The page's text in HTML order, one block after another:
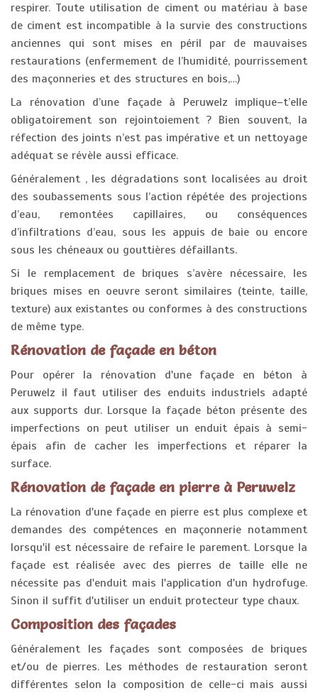
respirer. Toute utilisation de ciment ou matériau à base
de ciment est incompatible à la survie des constructions
anciennes qui sont mises en péril par de mauvaises
restaurations (enfermement de l’humidité, pourrissement
des maçonneries et des structures en bois,…)
La rénovation d’une façade à Peruwelz implique–t’elle
obligatoirement son rejointoiement ? Bien souvent, la
réfection des joints n’est pas impérative et un nettoyage
adéquat se révèle aussi efficace.
Généralement , les dégradations sont localisées au droit
des soubassements sous l’action répétée des projections
d’eau, remontées capillaires, ou conséquences
d’infiltrations d’eau, sous les appuis de baie ou encore
sous les chéneaux ou gouttières défaillants.
Si le remplacement de briques s’avère nécessaire, les
briques mises en oeuvre seront similaires (teinte, taille,
texture) aux existantes ou conformes à des constructions
de même type.
Rénovation de façade en béton
Pour opérer la rénovation d'une façade en béton à
Peruwelz il faut utiliser des enduits industriels adapté
aux supports dur. Lorsque la façade béton présente des
imperfections on peut utiliser un enduit épais à semi-
épais afin de cacher les imperfections et réparer la
surface.
Rénovation de façade en pierre à Peruwelz
La rénovation d'une façade en pierre est plus complexe et
demandes des compétences en maçonnerie notamment
lorsqu'il est nécessaire de refaire le parement. Lorsque la
façade est réalisée avec des pierres de taille elle ne
nécessite pas d'enduit mais l'application d'un hydrofuge.
Sinon il suffit d'utiliser un enduit protecteur type chaux.
Composition des façades
Généralement les façades sont composées de briques
et/ou de pierres. Les méthodes de restauration seront
différentes selon la composition de celle-ci mais aussi